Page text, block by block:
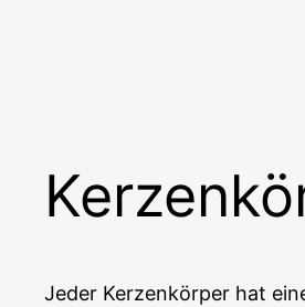
Jeder Ker­zen­kör­per hat